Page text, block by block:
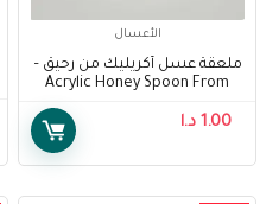
الأعسال
ملعقة عسل أكريليك من رحيق –
Acrylic Honey Spoon From
1.00 د.ا